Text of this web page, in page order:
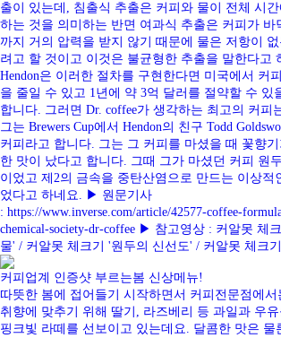
출이 있는데, 침출식 추출은 커피와 물이 전체 시
하는 것을 의미하는 반면 여과식 추출은 커피가 바
까지 거의 압력을 받지 않기 때문에 물은 저항이
려고 할 것이고 이것은 불균형한 추출을 말한다고
Hendon은 이러한 절차를 구현한다면 미국에서 커
을 줄일 수 있고 1년에 약 3억 달러를 절약할 수 있
합니다. 그러면 Dr. coffee가 생각하는 최고의 커피
그는 Brewers Cup에서 Hendon의 친구 Todd
커피라고 합니다. 그는 그 커피를 마셨을 때 꽃향
한 맛이 났다고 합니다. 그때 그가 마셨던 커피 원
이었고 제2의 금속을 중탄산염으로 만드는 이상적
었다고 하네요. ▶ 원문기사
: https://www.inverse.com/article/42577-coffee-
chemical-society-dr-coffee ▶ 참고영상 : 커알못 체
물' / 커알못 체크기 '원두의 신선도' / 커알못 체크
커피업계 인증샷 부르는봄 신상메뉴!
따뜻한 봄에 접어들기 시작하면서 커피전문점에서
취향에 맞추기 위해 딸기, 라즈베리 등 과일과 우
핑크빛 라떼를 선보이고 있는데요. 달콤한 맛은 물